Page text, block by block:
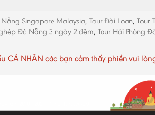
Singapore Malaysia, Tour Đài Loan, Tour
Đà Nẵng 3 ngày 2 đêm, Tour Hải Phòng
CÁ NHÂN các bạn cảm thấy phiền vui